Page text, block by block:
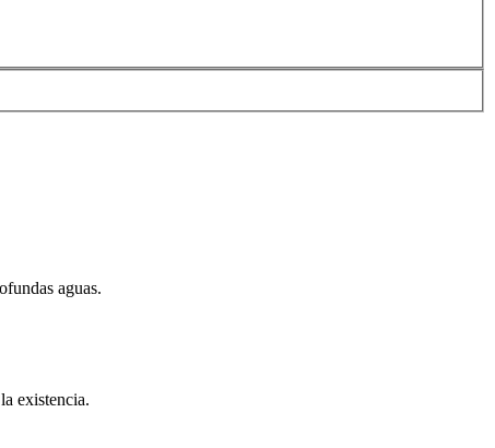
aguas.
existencia.